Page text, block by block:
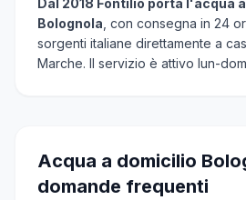
Dal 2018 Fontilio porta l'acqua
Bolognola , con consegna in 24
sorgenti italiane direttamente a
Marche. Il servizio è attivo lun-
Acqua a domicilio
domande frequenti